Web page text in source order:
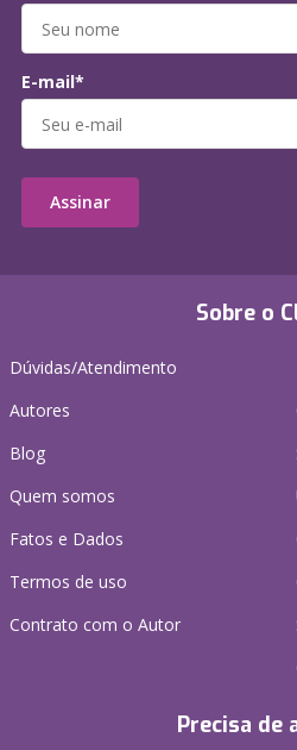
Sobre o
Dúvidas/Atendimento
Autores
Blog
Quem somos
Fatos e Dados
Termos de uso
Contrato com o Autor
Precisa de
E-mail*
Assinar